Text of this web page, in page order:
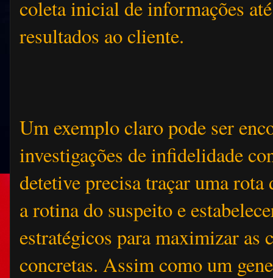
coleta inicial de informações
resultados ao cliente.
Um exemplo claro pode ser
investigações de infidelidade
detetive precisa traçar uma rota
a rotina do suspeito e
estratégicos para maximizar as
concretas. Assim como um